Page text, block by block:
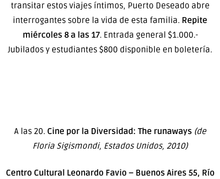
transitar estos viajes íntimos, Puerto Deseado abre
interrogantes sobre la vida de esta familia. Repite
miércoles 8 a las 17. Entrada general $1.000.-
Jubilados y estudiantes $800 disponible en boletería.
A las 20. Cine por la Diversidad: The runaways (de
Floria Sigismondi, Estados Unidos, 2010)
Centro Cultural Leonardo Favio – Buenos Aires 55, Río